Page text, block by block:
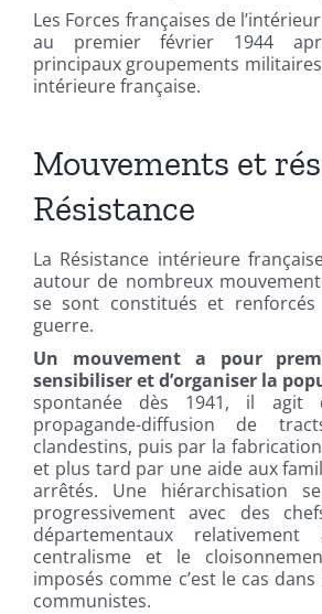
Les Forces françaises de
au premier février 1944
principaux groupements
intérieure française.
Mouvements et
Résistance
La Résistance intérieure
autour de nombreux
se sont constitués et
guerre.
Un mouvement a pour
sensibiliser et d’organiser la
spontanée dès 1941, il agit
propagande-diffusion de
clandestins, puis par la
et plus tard par une aide aux
arrêtés. Une hiérarchisation
progressivement avec des
départementaux relativement
centralisme et le
imposés comme c’est le cas
communistes.